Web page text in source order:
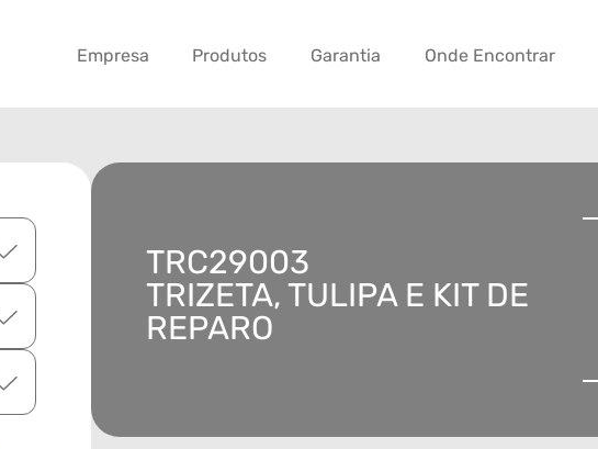
Empresa Produtos Garantia Onde Encontrar
TRC29003
TRIZETA, TULIPA E KIT DE
REPARO